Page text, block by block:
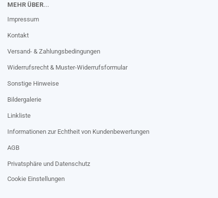
MEHR ÜBER...
Impressum
Kontakt
Versand- & Zahlungsbedingungen
Widerrufsrecht & Muster-Widerrufsformular
Sonstige Hinweise
Bildergalerie
Linkliste
Informationen zur Echtheit von Kundenbewertungen
AGB
Privatsphäre und Datenschutz
Cookie Einstellungen